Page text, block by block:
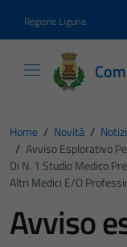
Regione Liguria
Home / Novità /
/ Avviso Esplorativo
Di N. 1 Studio Medico
Altri Medici E/o
Avviso